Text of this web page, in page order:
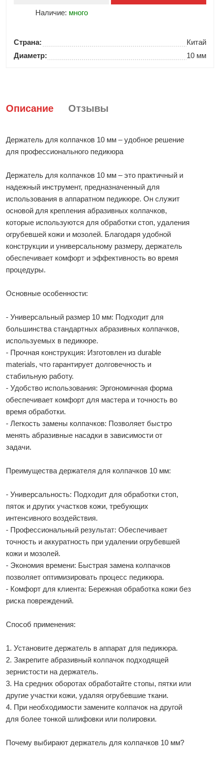
Наличие: много
Страна:
Китай
Диаметр:
10 мм
Описание Отзывы
Держатель для колпачков 10 мм – удобное решение
для профессионального педикюра
Держатель для колпачков 10 мм – это практичный и
надежный инструмент, предназначенный для
использования в аппаратном педикюре. Он служит
основой для крепления абразивных колпачков,
которые используются для обработки стоп, удаления
огрубевшей кожи и мозолей. Благодаря удобной
конструкции и универсальному размеру, держатель
обеспечивает комфорт и эффективность во время
процедуры.
Основные особенности:
- Универсальный размер 10 мм: Подходит для
большинства стандартных абразивных колпачков,
используемых в педикюре.
- Прочная конструкция: Изготовлен из durable
materials, что гарантирует долговечность и
стабильную работу.
- Удобство использования: Эргономичная форма
обеспечивает комфорт для мастера и точность во
время обработки.
- Легкость замены колпачков: Позволяет быстро
менять абразивные насадки в зависимости от
задачи.
Преимущества держателя для колпачков 10 мм:
- Универсальность: Подходит для обработки стоп,
пяток и других участков кожи, требующих
интенсивного воздействия.
- Профессиональный результат: Обеспечивает
точность и аккуратность при удалении огрубевшей
кожи и мозолей.
- Экономия времени: Быстрая замена колпачков
позволяет оптимизировать процесс педикюра.
- Комфорт для клиента: Бережная обработка кожи без
риска повреждений.
Способ применения:
1. Установите держатель в аппарат для педикюра.
2. Закрепите абразивный колпачок подходящей
зернистости на держатель.
3. На средних оборотах обработайте стопы, пятки или
другие участки кожи, удаляя огрубевшие ткани.
4. При необходимости замените колпачок на другой
для более тонкой шлифовки или полировки.
Почему выбирают держатель для колпачков 10 мм?